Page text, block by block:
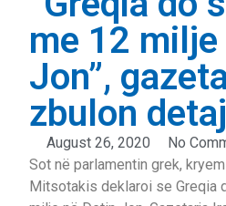
me 12 milje
Jon”,
zbulon
August 26, 2020 No
Sot në parlamentin grek,
Mitsotakis deklaroi se Greqia